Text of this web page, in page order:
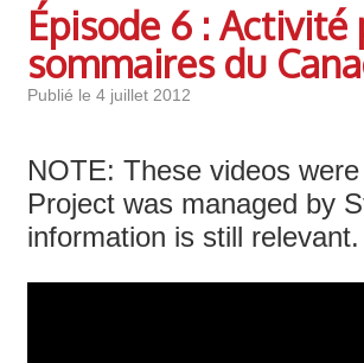
Épisode 6 :
sommaires du
Publié le 4 juillet 2012
NOTE: These videos
Project was managed by
information is still relevant.